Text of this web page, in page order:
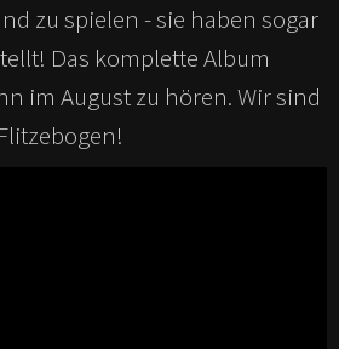
zu spielen - sie haben sogar
Das komplette Album
im August zu hören. Wir sind